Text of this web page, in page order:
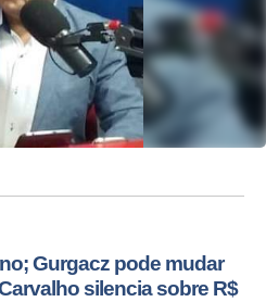
Gurgacz pode mudar
silencia sobre R$